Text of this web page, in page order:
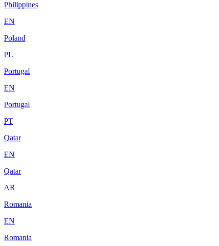
Philippines
EN
Poland
PL
Portugal
EN
Portugal
PT
Qatar
EN
Qatar
AR
Romania
EN
Romania